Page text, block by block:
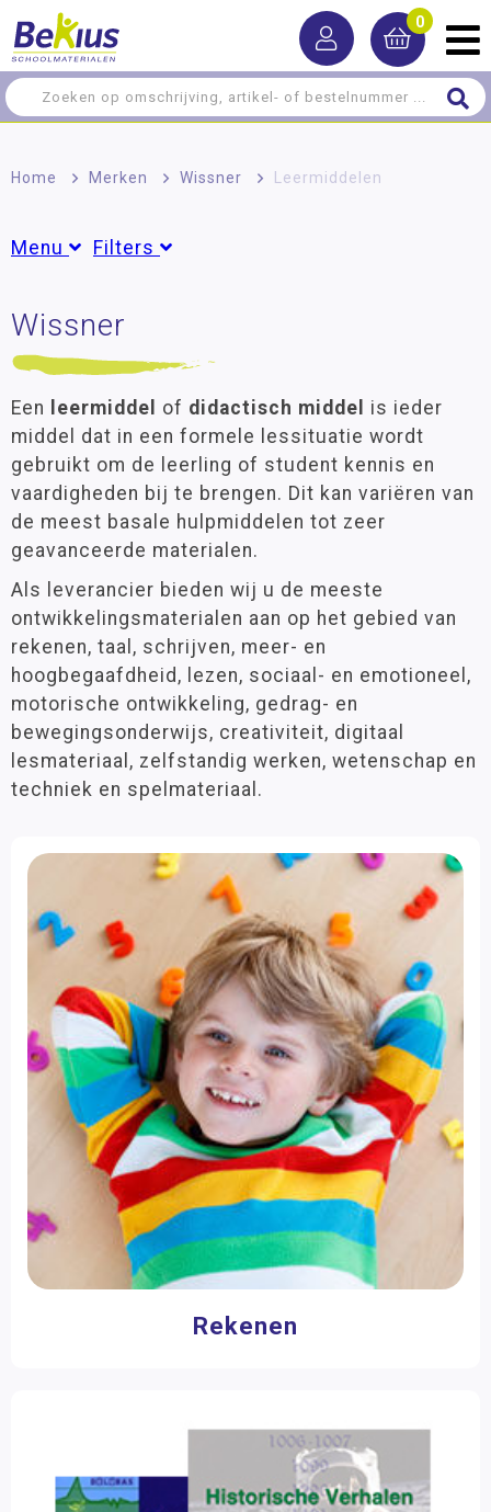
0
Home > Merken > Wissner > Leermiddelen
Menu Filters
Rekenen
Creatief
Inrichting
Spel/ontwikkeling
Groepen
Groep 1
Groep 2(17)
Groep 3(35)
Groep 4 (36)
Groep 5(37)
Groep 6(38)
Groep 7
(36)
Groep 8
VO (25)
Leeftijd
3 - 6 jaar(17)
6 - 9 jaar(42)
9 - 12 jaar(38)
12 jaar >
(25)
Bordmaterialen(2)
Hulpmiddelen
(47)
Pakketten
Aantal spelers
1 speler(1)
2 - 4 spelers (1)
Filter op prijs
Wissner
Een leermiddel of didactisch middel
is ieder
middel dat in een formele lessituatie wordt
gebruikt om de leerling of student kennis en
vaardigheden bij te brengen. Dit kan variëren van
de meest basale hulpmiddelen tot zeer
geavanceerde materialen.
Als leverancier bieden wij u de meeste
ontwikkelingsmaterialen aan op het gebied van
rekenen, taal, schrijven, meer- en
hoogbegaafdheid, lezen, sociaal- en emotioneel,
motorische ontwikkeling, gedrag- en
bewegingsonderwijs, creativiteit, digitaal
lesmateriaal, zelfstandig werken, wetenschap en
techniek en spelmateriaal.
Rekenen